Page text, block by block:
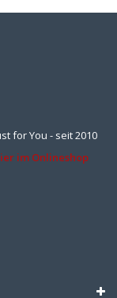
for You - seit 2010
im Onlineshop